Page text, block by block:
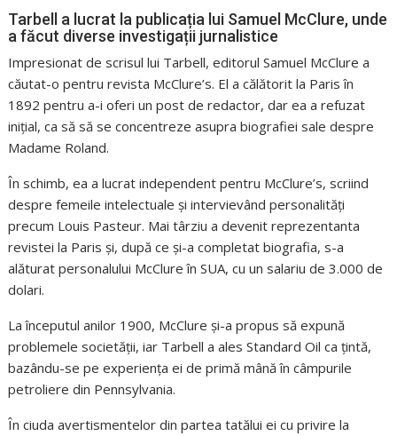
Tarbell a lucrat la publicația lui Samuel McClure, unde
a făcut diverse investigații jurnalistice
Impresionat de scrisul lui Tarbell, editorul Samuel McClure a
căutat-o ​​pentru revista McClure’s. El a călătorit la Paris în
1892 pentru a-i oferi un post de redactor, dar ea a refuzat
inițial, ca să să se concentreze asupra biografiei sale despre
Madame Roland.
În schimb, ea a lucrat independent pentru McClure’s, scriind
despre femeile intelectuale și intervievând personalități
precum Louis Pasteur. Mai târziu a devenit reprezentanta
revistei la Paris și, după ce și-a completat biografia, s-a
alăturat personalului McClure în SUA, cu un salariu de 3.000 de
dolari.
La începutul anilor 1900, McClure și-a propus să expună
problemele societății, iar Tarbell a ales Standard Oil ca țintă,
bazându-se pe experiența ei de primă mână în câmpurile
petroliere din Pennsylvania.
În ciuda avertismentelor din partea tatălui ei cu privire la